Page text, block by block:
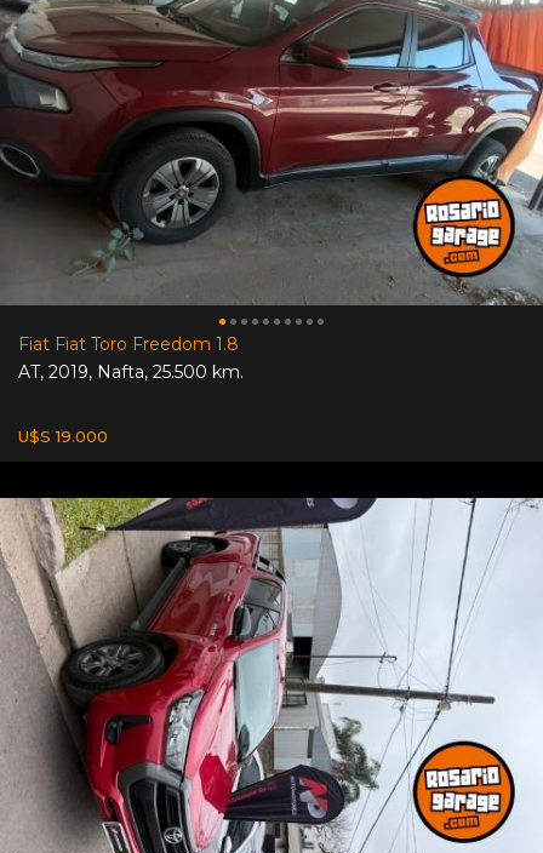
Fiat Fiat Toro Freedom 1.8
AT, 2019, Nafta, 25.500 km.
U$S 19.000